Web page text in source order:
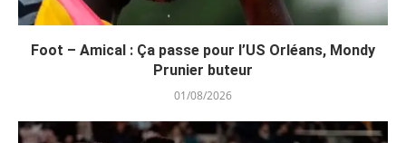
Foot – Amical : Ça passe pour l’US Orléans, Mondy
Prunier buteur
01/08/2026